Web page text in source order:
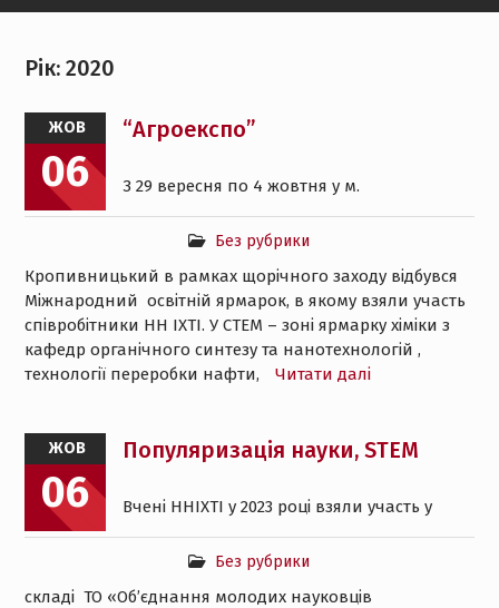
Рік: 2020
ЖОВ
06
“Агроекспо”
Без рубрики
З 29 вересня по 4 жовтня у м.
Кропивницький в рамках щорічного заходу відбувся
Міжнародний освітній ярмарок, в якому взяли участь
співробітники НН ІХТІ. У СТЕМ – зоні ярмарку хіміки з
кафедр органічного синтезу та нанотехнологій ,
технології переробки нафти,
Читати далі
ЖОВ
06
Популяризація науки, STEM
Без рубрики
Вчені ННІХТІ у 2023 році взяли участь у
складі ТО «Об’єднання молодих науковців